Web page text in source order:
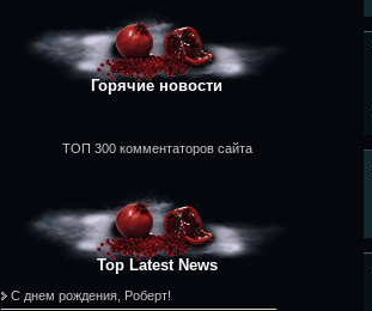
Горячие новости
ТОП 300 комментаторов сайта
Top Latest News
С днем рождения, Роберт!